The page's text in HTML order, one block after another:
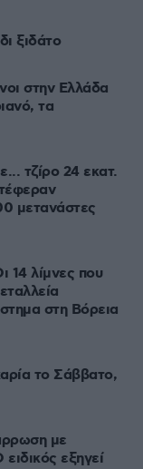
ξιδάτο
στην Ελλάδα
τα
τζίρο 24 εκατ.
μετανάστες
14 λίμνες που
στη Βόρεια
το Σάββατο,
με
εξηγεί